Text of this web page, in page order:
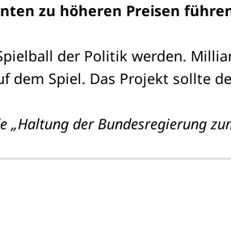
zu höheren Preisen
der Politik werden.
dem Spiel. Das Projekt sollte
„Haltung der Bundesregierung